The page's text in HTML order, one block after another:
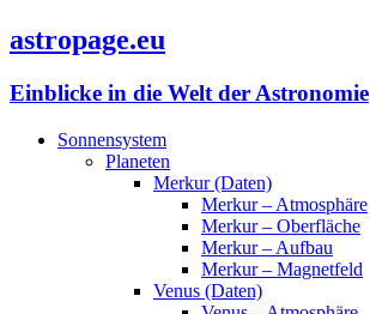
astropage.eu
Einblicke in die Welt der Astronomie
Sonnensystem
Planeten
Merkur (Daten)
Merkur – Atmosphäre
Merkur – Oberfläche
Merkur – Aufbau
Merkur – Magnetfeld
Venus (Daten)